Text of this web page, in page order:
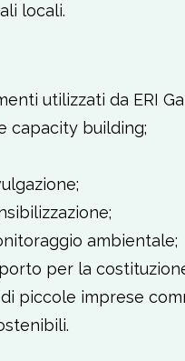
locali.
utilizzati da ERI
capacity building;
ambientale;
per la
piccole imprese